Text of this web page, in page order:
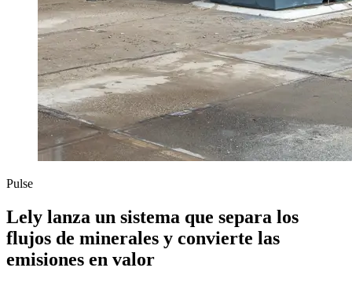
Pulse
Lely lanza un sistema que separa los
flujos de minerales y convierte las
emisiones en valor